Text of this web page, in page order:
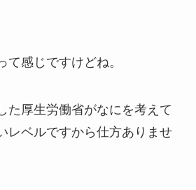
て感じですけどね。
た厚生労働省がなにを考えて
レベルですから仕方ありませ